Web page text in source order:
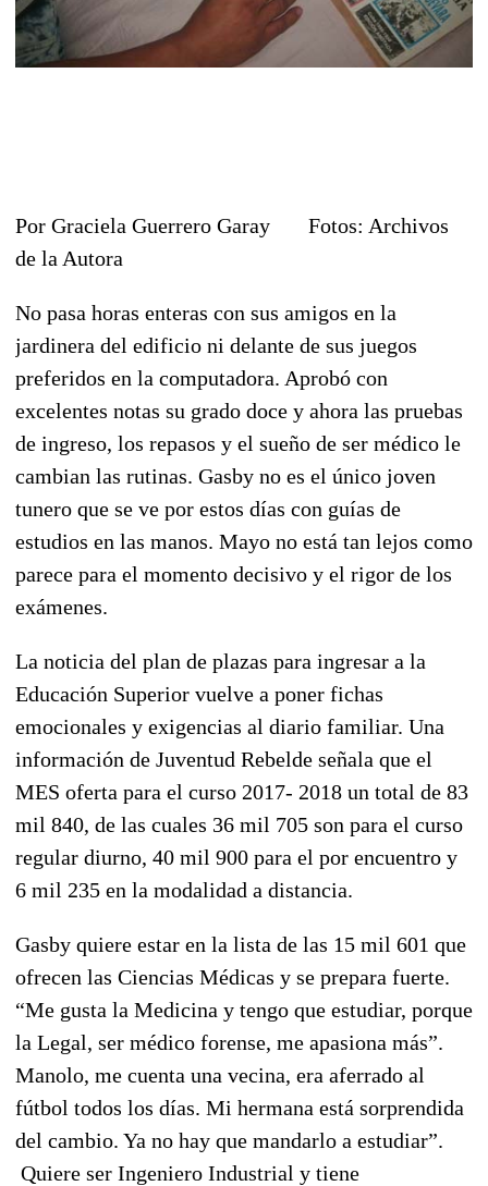
Por Graciela Guerrero Garay Fotos: Archivos
de la Autora
No pasa horas enteras con sus amigos en la
jardinera del edificio ni delante de sus juegos
preferidos en la computadora. Aprobó con
excelentes notas su grado doce y ahora las pruebas
de ingreso, los repasos y el sueño de ser médico le
cambian las rutinas. Gasby no es el único joven
tunero que se ve por estos días con guías de
estudios en las manos. Mayo no está tan lejos como
parece para el momento decisivo y el rigor de los
exámenes.
La noticia del plan de plazas para ingresar a la
Educación Superior vuelve a poner fichas
emocionales y exigencias al diario familiar. Una
información de Juventud Rebelde señala que el
MES oferta para el curso 2017- 2018 un total de 83
mil 840, de las cuales 36 mil 705 son para el curso
regular diurno, 40 mil 900 para el por encuentro y
6 mil 235 en la modalidad a distancia.
Gasby quiere estar en la lista de las 15 mil 601 que
ofrecen las Ciencias Médicas y se prepara fuerte.
“Me gusta la Medicina y tengo que estudiar, porque
la Legal, ser médico forense, me apasiona más”.
Manolo, me cuenta una vecina, era aferrado al
fútbol todos los días. Mi hermana está sorprendida
del cambio. Ya no hay que mandarlo a estudiar”.
Quiere ser Ingeniero Industrial y tiene